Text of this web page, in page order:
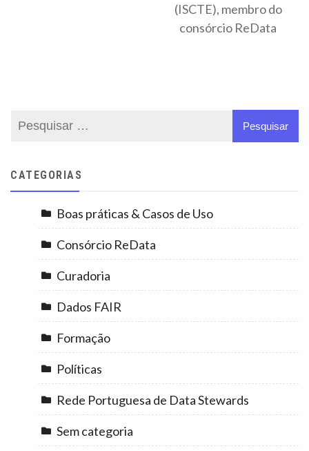
(ISCTE), membro do
consórcio ReData
CATEGORIAS
Boas práticas & Casos de Uso
Consórcio ReData
Curadoria
Dados FAIR
Formação
Políticas
Rede Portuguesa de Data Stewards
Sem categoria